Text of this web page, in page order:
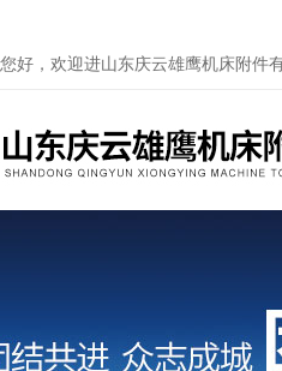
您好，欢迎进山东庆云雄鹰机床附件